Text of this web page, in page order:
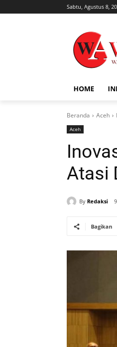
Sabtu, Agustus 8,
HOME
Beranda Aceh
Aceh
Atasi
By Redaksi
Bagikan